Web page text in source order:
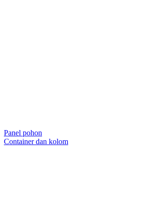
Panel pohon
Container dan kolom